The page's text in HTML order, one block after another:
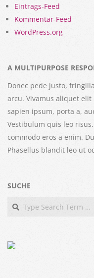
Eintrags-Feed
Kommentar-Feed
WordPress.org
A MULTIPURPOSE
Donec pede justo,
arcu. Vivamus aliquet
sapien ipsum, porta a,
Vestibulum quis leo
commodo eros a enim.
Phasellus blandit leo ut
SUCHE
Search